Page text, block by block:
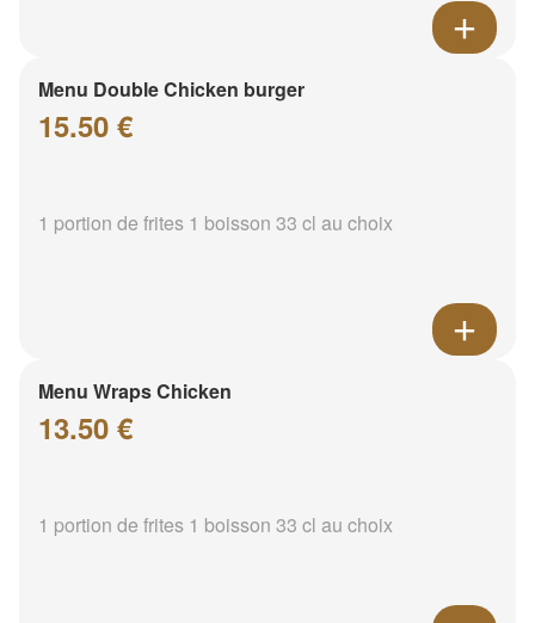
Menu Double Chicken burger
15.50 €
1 portion de frites 1 boisson 33 cl au choix
Menu Wraps Chicken
13.50 €
1 portion de frites 1 boisson 33 cl au choix